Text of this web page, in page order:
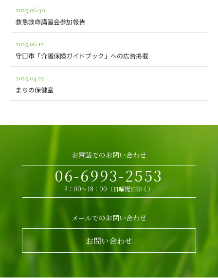
2025.06.30
救急救命講習会参加報告
2025.06.12
守口市「介護保険ガイドブック」への広告掲載
2025.04.23
まちの保健室
お電話でのお問い合わせ
06-6993-2553
9：00～18：00（日曜祝日除く）
メールでのお問い合わせ
お問い合わせ